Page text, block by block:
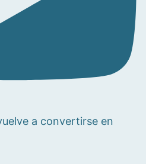
a convertirse en